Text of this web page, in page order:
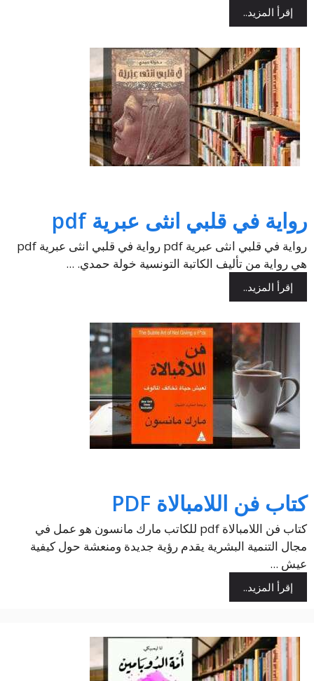
إقرأ المزيد..
رواية في قلبي انثى عبرية pdf
رواية في قلبي انثى عبرية pdf رواية في قلبي انثى عبرية pdf
هي رواية من تأليف الكاتبة التونسية خولة حمدي. ...
إقرأ المزيد..
كتاب فن اللامبالاة PDF
كتاب فن اللامبالاة pdf للكاتب مارك مانسون هو عمل في
مجال التنمية البشرية يقدم رؤية جديدة ومنعشة حول كيفية
عيش ...
إقرأ المزيد..